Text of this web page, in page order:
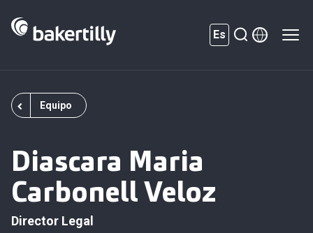
Es
Equipo
Diascara Maria
Carbonell Veloz
Director Legal